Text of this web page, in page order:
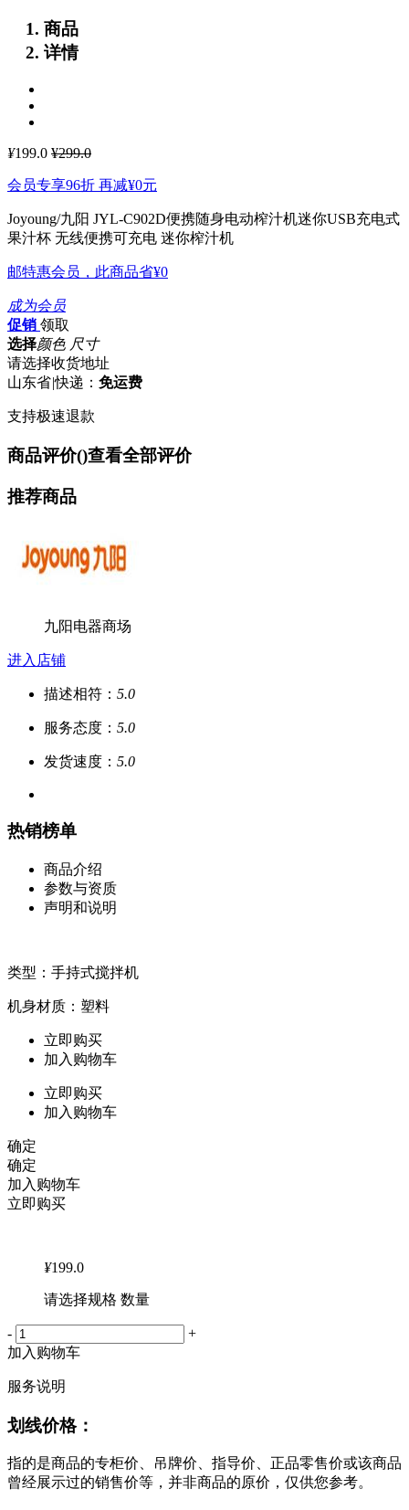
商品
详情
¥199.0 ¥299.0
会员专享96折 再减¥0元
Joyoung/九阳 JYL-C902D便携随身电动榨汁机迷你USB充电式
果汁杯 无线便携可充电 迷你榨汁机
邮特惠会员，此商品省¥0
成为会员
促销 领取
选择颜色 尺寸
请选择收货地址
山东省|快递： 免运费
支持极速退款
商品评价()查看全部评价
推荐商品
九阳电器商场
进入店铺
描述相符： 5.0
服务态度： 5.0
发货速度： 5.0
热销榜单
商品介绍
参数与资质
声明和说明
类型：手持式搅拌机
机身材质：塑料
立即购买
加入购物车
立即购买
加入购物车
确定
确定
加入购物车
立即购买
¥199.0
请选择规格 数量
-
+
加入购物车
服务说明
划线价格：
指的是商品的专柜价、吊牌价、指导价、正品零售价或该商品
曾经展示过的销售价等，并非商品的原价，仅供您参考。